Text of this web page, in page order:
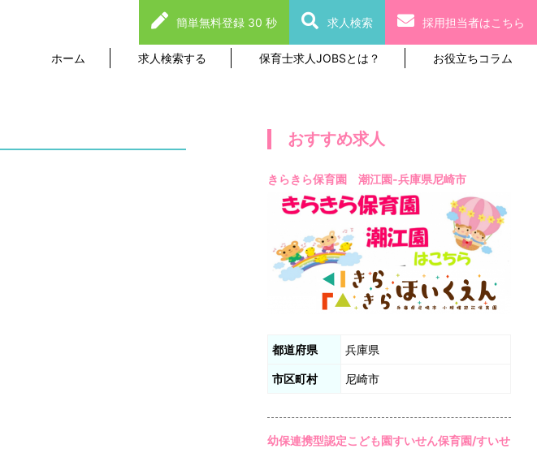
ホーム 求人検索する 保育士求人JOBSとは？ お役立ちコラム
簡単無料登録 30 秒 求人検索 採用担当者はこちら
おすすめ求人
きらきら保育園 潮江園-兵庫県尼崎市
都道府県 兵庫県
市区町村 尼崎市
幼保連携型認定こども園すいせん保育園/すいせ